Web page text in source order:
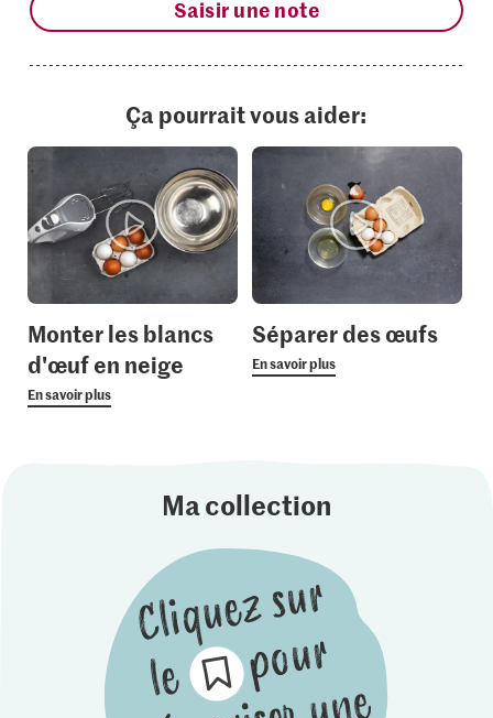
Saisir une note
Ça pourrait vous aider:
Monter les blancs
d'œuf en neige
En savoir plus
Séparer des œufs
En savoir plus
Ma collection